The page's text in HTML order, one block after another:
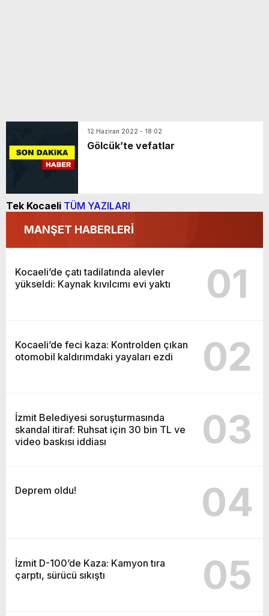
12 Haziran 2022 - 18:02
Gölcük’te vefatlar
Tek Kocaeli TÜM YAZILARI
MANŞET HABERLERİ
Kocaeli’de çatı tadilatında alevler
yükseldi: Kaynak kıvılcımı evi yaktı
01
Kocaeli’de feci kaza: Kontrolden çıkan
otomobil kaldırımdaki yayaları ezdi
02
İzmit Belediyesi soruşturmasında
skandal itiraf: Ruhsat için 30 bin TL ve
video baskısı iddiası
03
Deprem oldu! 04
İzmit D-100’de Kaza: Kamyon tıra
çarptı, sürücü sıkıştı
05